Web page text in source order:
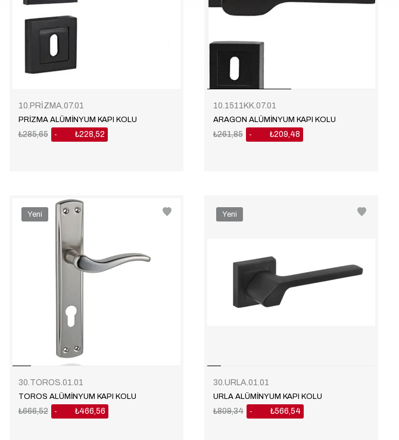
10.PRİZMA.07.01
PRİZMA ALÜMİNYUM KAPI KOLU
₺228,52
₺285,65
10.1511KK.07.01
ARAGON ALÜMİNYUM KAPI KOLU
₺209,48
₺261,85
30.TOROS.01.01
TOROS ALÜMİNYUM KAPI KOLU
₺466,56
₺666,52
Yeni
30.URLA.01.01
URLA ALÜMİNYUM KAPI KOLU
₺566,54
₺809,34
Yeni